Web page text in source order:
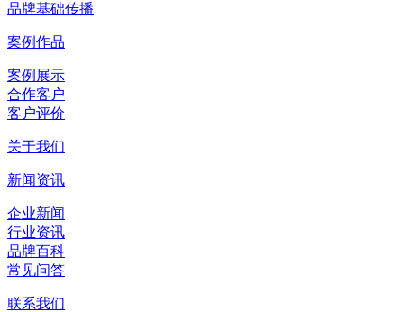
品牌基础传播
案例作品
案例展示
合作客户
客户评价
关于我们
新闻资讯
企业新闻
行业资讯
品牌百科
常见问答
联系我们